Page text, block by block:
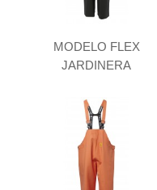
MODELO FLEX
JARDINERA